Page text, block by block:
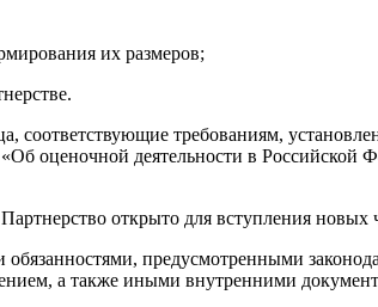
их размеров;
соответствующие требованиям,
оценочной деятельности в
открыто для вступления
предусмотренными
а также иными внутренними